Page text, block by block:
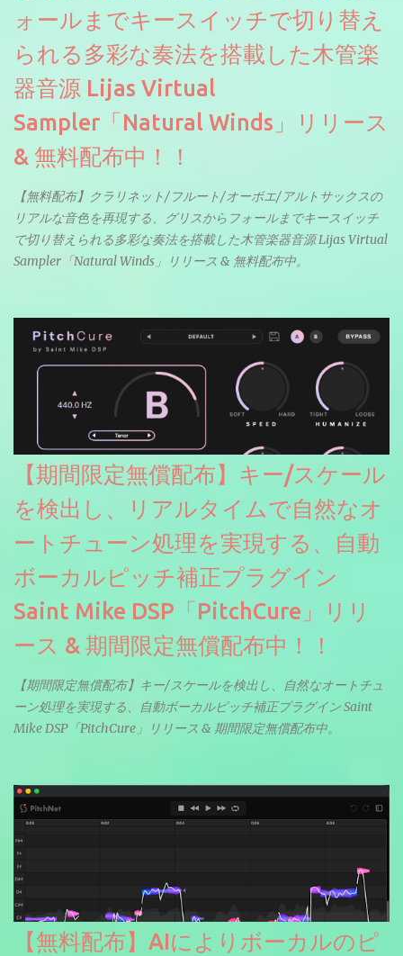
ォールまでキースイッチで切り替え
られる多彩な奏法を搭載した木管楽
器音源 Lijas Virtual
Sampler「Natural Winds」リリース
& 無料配布中！！
【無料配布】クラリネット/フルート/オーボエ/アルトサックスの
リアルな音色を再現する、グリスからフォールまでキースイッチ
で切り替えられる多彩な奏法を搭載した木管楽器音源 Lijas Virtual
Sampler「Natural Winds」リリース & 無料配布中。
【期間限定無償配布】キー/スケール
を検出し、リアルタイムで自然なオ
ートチューン処理を実現する、自動
ボーカルピッチ補正プラグイン
Saint Mike DSP「PitchCure」リリ
ース & 期間限定無償配布中！！
【期間限定無償配布】キー/スケールを検出し、自然なオートチュ
ーン処理を実現する、自動ボーカルピッチ補正プラグイン Saint
Mike DSP「PitchCure」リリース & 期間限定無償配布中。
【無料配布】AIによりボーカルのピ